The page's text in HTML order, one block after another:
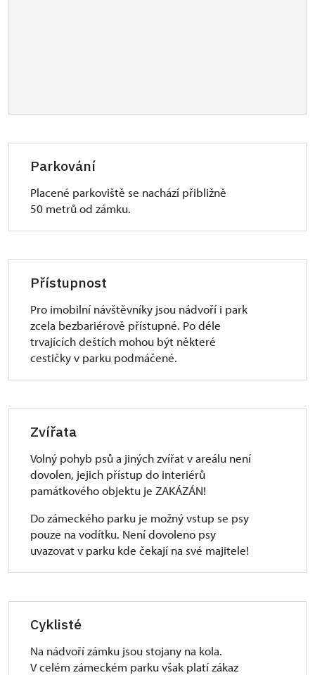
Parkování
Placené parkoviště se nachází přibližně
50 metrů od zámku.
Přístupnost
Pro imobilní návštěvníky jsou nádvoří i park
zcela bezbariérově přístupné. Po déle
trvajících deštích mohou být některé
cestičky v parku podmáčené.
Zvířata
Volný pohyb psů a jiných zvířat v areálu není
dovolen, jejich přístup do interiérů
památkového objektu je ZAKÁZÁN!
Do zámeckého parku je možný vstup se psy
pouze na vodítku. Není dovoleno psy
uvazovat v parku kde čekají na své majitele!
Cyklisté
Na nádvoří zámku jsou stojany na kola.
V celém zámeckém parku však platí zákaz